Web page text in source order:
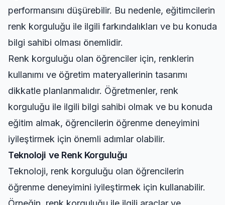
performansını düşürebilir. Bu nedenle, eğitimcilerin
renk korguluğu ile ilgili farkındalıkları ve bu konuda
bilgi sahibi olması önemlidir.
Renk korguluğu olan öğrenciler için, renklerin
kullanımı ve öğretim materyallerinin tasarımı
dikkatle planlanmalıdır. Öğretmenler, renk
korguluğu ile ilgili bilgi sahibi olmak ve bu konuda
eğitim almak, öğrencilerin öğrenme deneyimini
iyileştirmek için önemli adımlar olabilir.
Teknoloji ve Renk Korguluğu
Teknoloji, renk korguluğu olan öğrencilerin
öğrenme deneyimini iyileştirmek için kullanabilir.